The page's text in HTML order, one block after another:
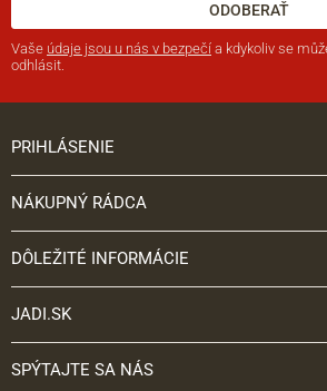
ODOBERAŤ
Vaše údaje jsou u nás v bezpečí a kdykoliv se
odhlásit.
PRIHLÁSENIE
NÁKUPNÝ RÁDCA
DÔLEŽITÉ INFORMÁCIE
JADI.SK
SPÝTAJTE SA NÁS